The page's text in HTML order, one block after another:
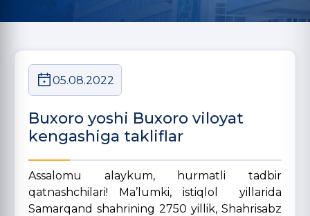
05.08.2022
Buxoro yoshi Buxoro viloyat
kengashiga takliflar
Assalomu alaykum, hurmatli tadbir
qatnashchilari! Ma’lumki, istiqlol yillarida
Samarqand shahrining 2750 yillik, Shahrisabz